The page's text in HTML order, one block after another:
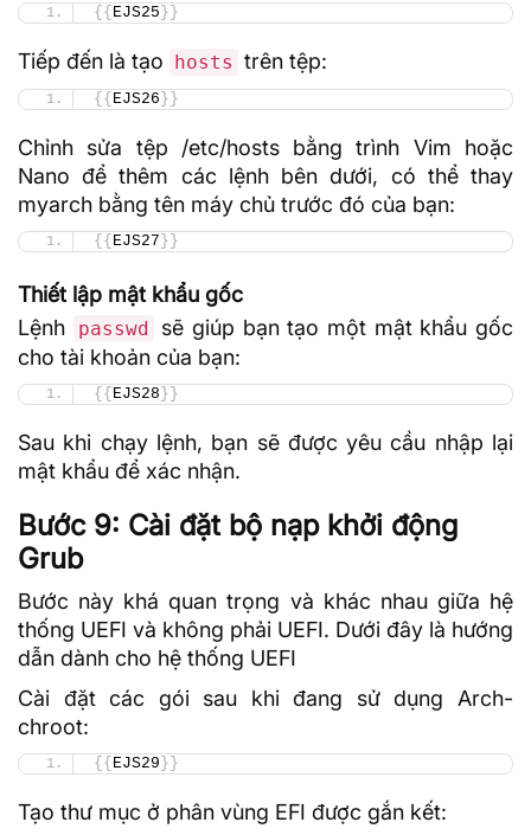
{{ EJS25 }}
Tiếp đến là tạo hosts trên tệp:
{{ EJS26 }}
Chỉnh sửa tệp /etc/hosts bằng trình Vim hoặc
Nano để thêm các lệnh bên dưới, có thể thay
myarch bằng tên máy chủ trước đó của bạn:
{{ EJS27 }}
Thiết lập mật khẩu gốc
Lệnh
passwd
sẽ giúp bạn tạo một mật khẩu gốc
cho tài khoản của bạn:
{{ EJS28 }}
Sau khi chạy lệnh, bạn sẽ được yêu cầu nhập lại
mật khẩu để xác nhận.
Bước 9: Cài đặt bộ nạp khởi động
Grub
Bước này khá quan trọng và khác nhau giữa hệ
thống UEFI và không phải UEFI. Dưới đây là hướng
dẫn dành cho hệ thống UEFI
Cài đặt các gói sau khi đang sử dụng Arch-
chroot:
{{ EJS29 }}
Tạo thư mục ở phân vùng EFI được gắn kết: